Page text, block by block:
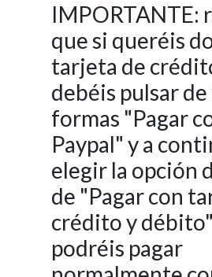
IMPORTANTE:
que si queréis
tarjeta de
debéis pulsar
formas "Pagar
Paypal" y a
elegir la opción
de "Pagar con
crédito y
podréis pagar